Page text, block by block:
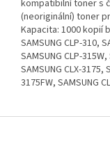
kompatibilní toner s
(neoriginální) toner
Kapacita: 1000 kopií
SAMSUNG CLP-310,
SAMSUNG CLP-
SAMSUNG CLX-3175,
3175FW, SAMSUNG